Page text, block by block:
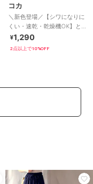
コカ
＼新色登場／【シワになりに
くい・速乾・乾燥機OK】とろ
みリブリラックスパンツ 全4色
¥1,290
2点以上で10%OFF